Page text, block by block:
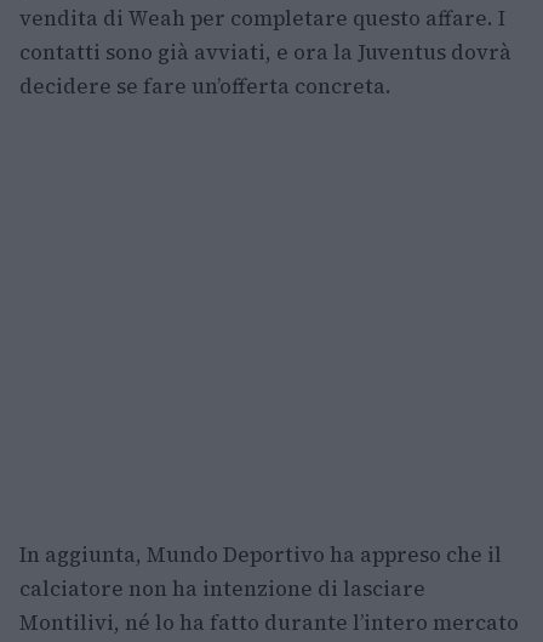
vendita di Weah per completare questo affare. I
contatti sono già avviati, e ora la Juventus dovrà
decidere se fare un’offerta concreta.
In aggiunta, Mundo Deportivo ha appreso che il
calciatore non ha intenzione di lasciare
Montilivi, né lo ha fatto durante l’intero mercato